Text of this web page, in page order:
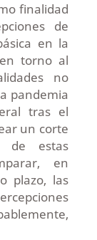
finalidad
de
en la
torno al
no
pandemia
tras el
un corte
de estas
en
plazo, las